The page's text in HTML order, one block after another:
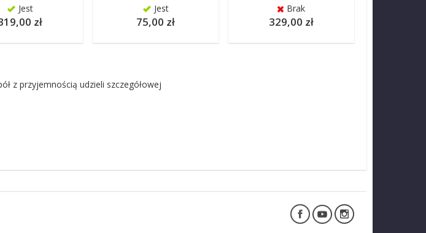
Jest
zł
Jest
75,00 zł
Brak
329,00 zł
z przyjemnością udzieli szczegółowej